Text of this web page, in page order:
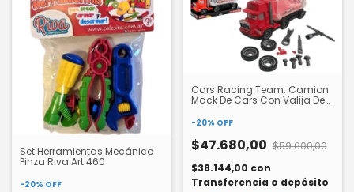
Set Herramientas Mecánico
Pinza Riva Art 460
-20% OFF
Cars Racing Team. Camion
Mack De Cars Con Valija De
-20% OFF
$47.680,00 $59.600,00
$38.144,00 con
Transferencia o depósito